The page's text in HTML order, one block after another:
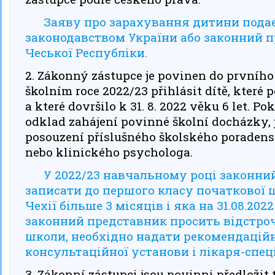
Заяву про зарахування дитини
законодавством України або законний
Чеської Республіки.
2. Zákonný zástupce je povinen do
školním roce 2022/23 přihlásit dítě, které
a které dovršilo k 31. 8. 2022 věku 6 let.
odklad zahájení povinné školní
posouzení příslušného školského
nebo klinického psychologa.
У 2022/23 навчальному році
записати до першого класу
Чехії більше 3 місяців і яка на
законний представник просить
школи, необхідно надати
консультаційної установи і лікаря-